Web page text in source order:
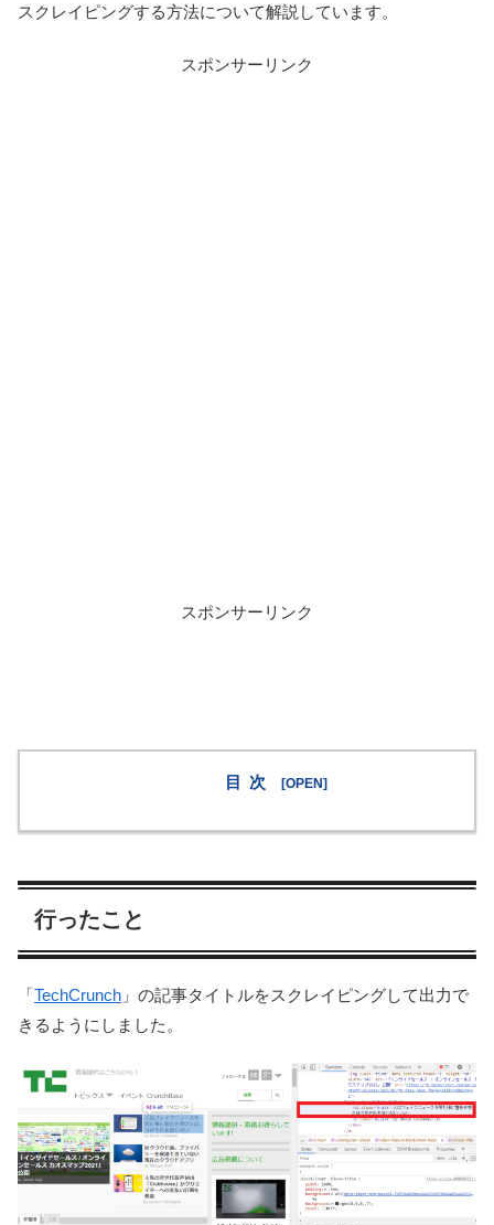
スクレイピングする方法について解説しています。
スポンサーリンク
スポンサーリンク
目次
行ったこと
「TechCrunch 」の記事タイトルをスクレイピングして出力で
きるようにしました。